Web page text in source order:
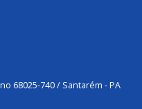
68025-740/ Santarém - PA